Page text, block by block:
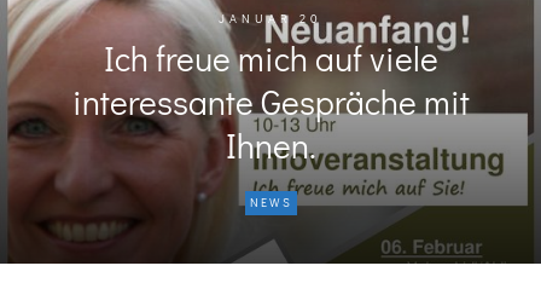
JANUAR 20
Ich freue mich auf viele
interessante Gespräche mit
Ihnen.
NEWS